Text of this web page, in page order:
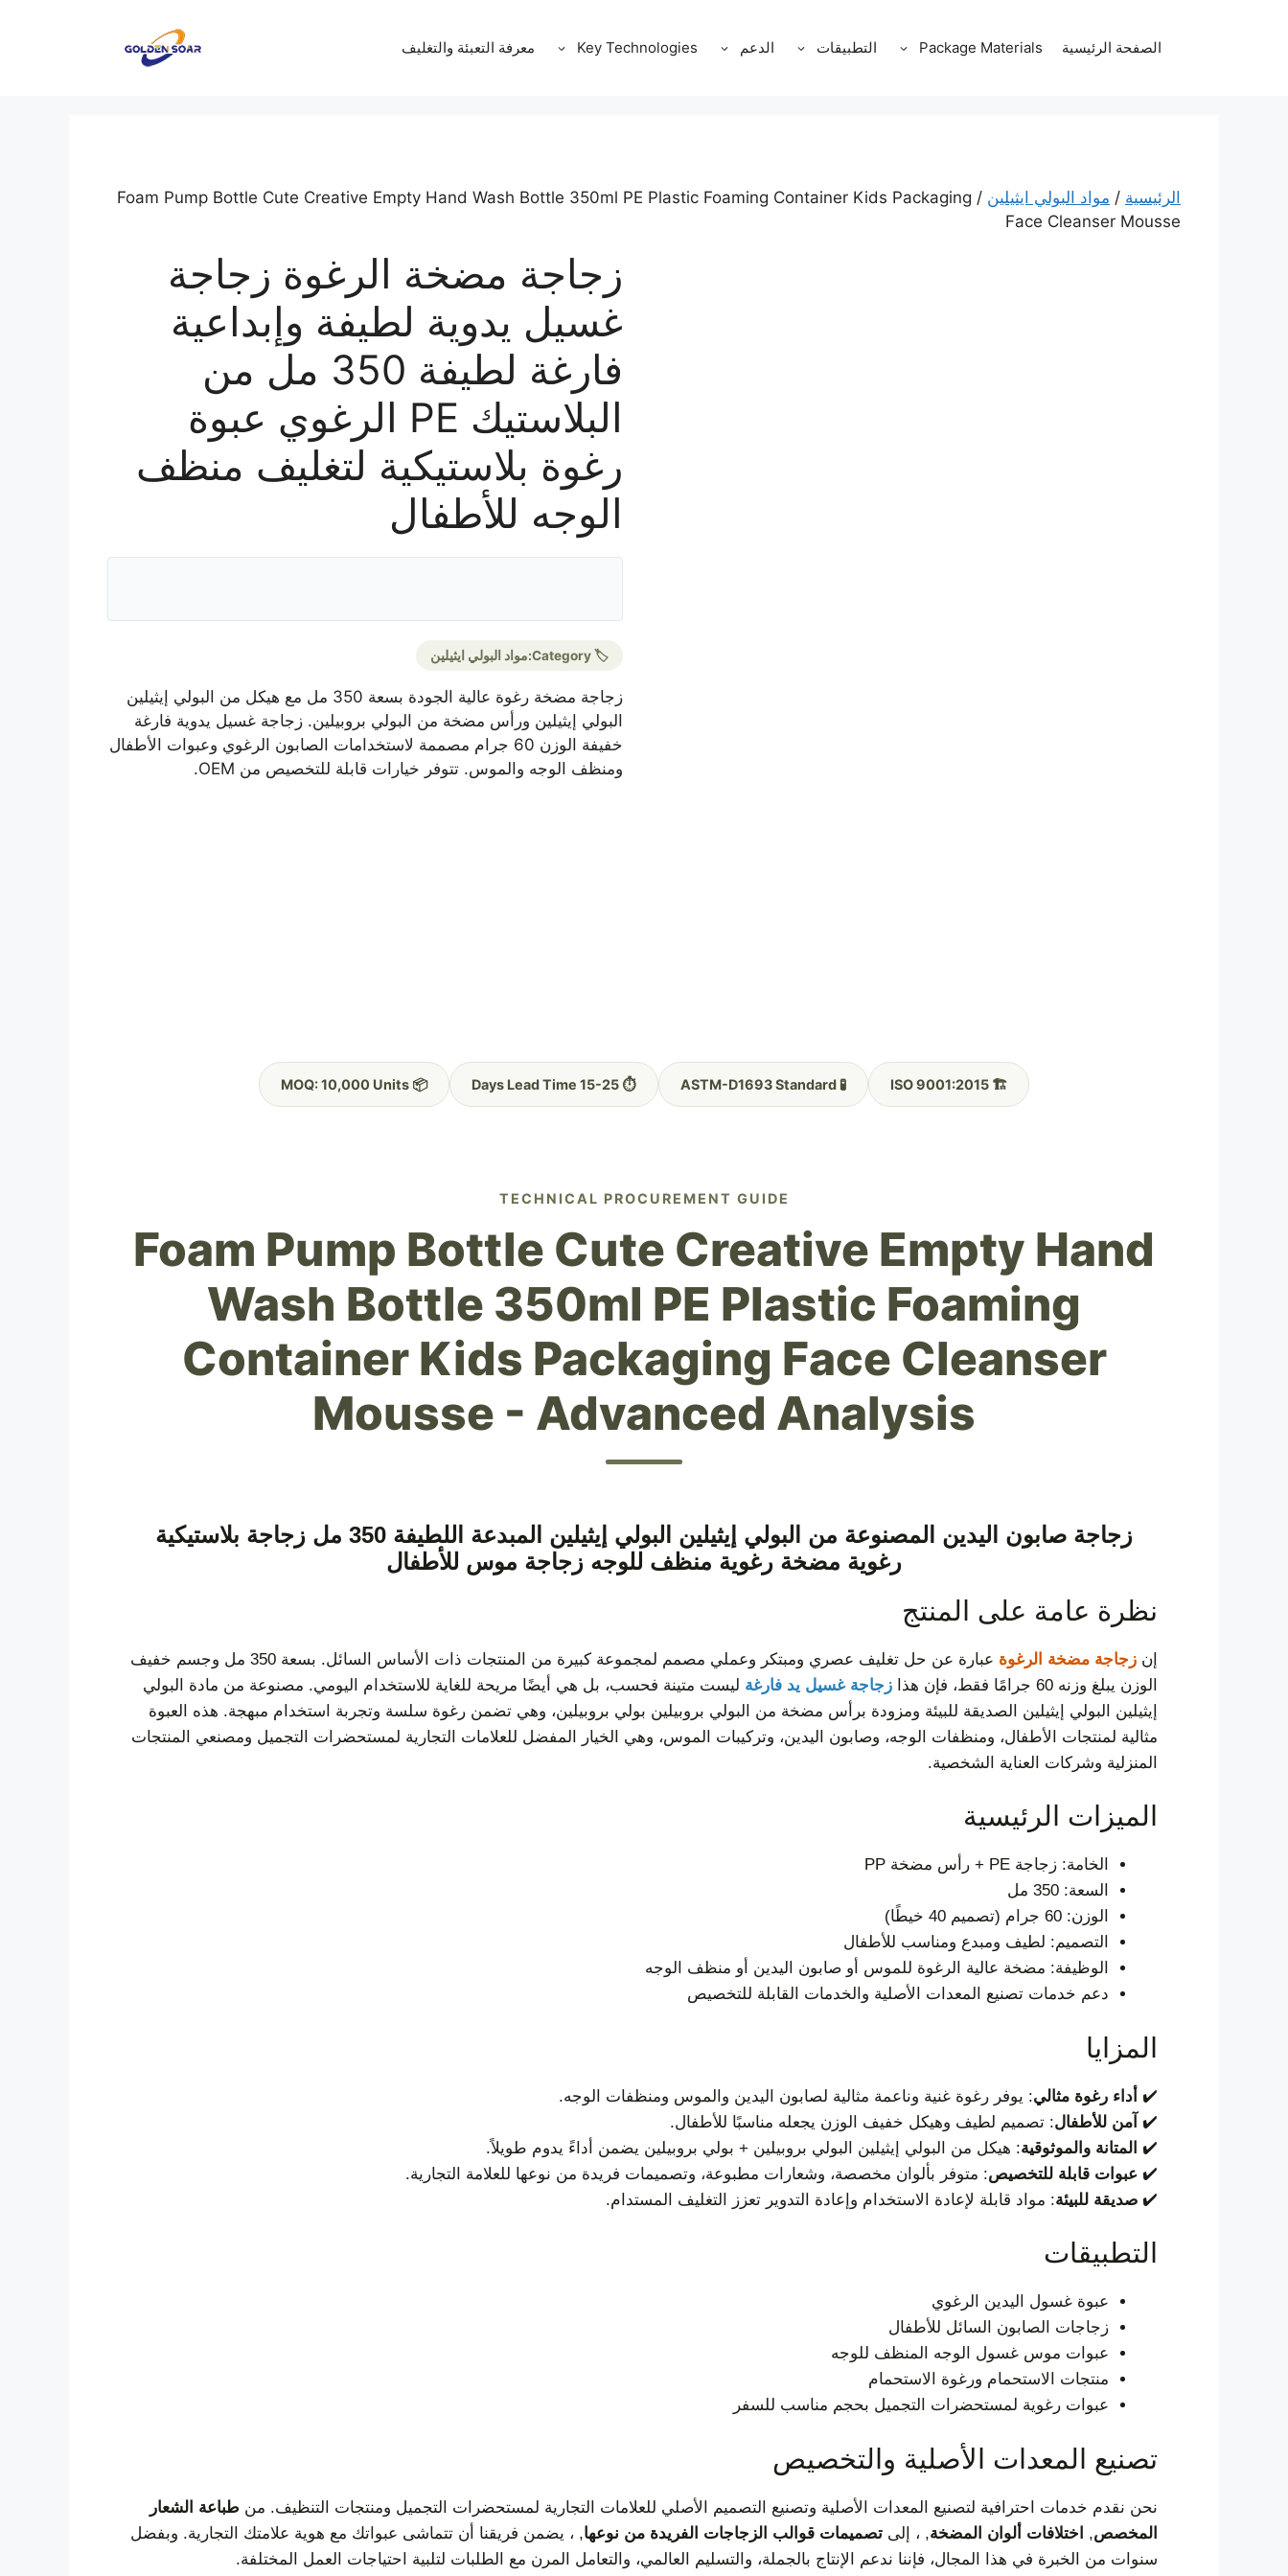
الصفحة الرئيسية Package Materials التطبيقات الدعم Key Technologies معرفة التعبئة والتغليف
الرئيسية / مواد البولي ايثيلين
/ Foam Pump Bottle Cute Creative Empty Hand Wash Bottle 350ml PE Plastic Foaming Container Kids Packaging
Face Cleanser Mousse
زجاجة مضخة الرغوة زجاجة
غسيل يدوية لطيفة وإبداعية
فارغة لطيفة 350 مل من
البلاستيك PE الرغوي عبوة
رغوة بلاستيكية لتغليف منظف
الوجه للأطفال
🏷️ Category: مواد البولي ايثيلين
زجاجة مضخة رغوة عالية الجودة بسعة 350 مل مع هيكل من البولي إيثيلين
البولي إيثيلين ورأس مضخة من البولي بروبيلين. زجاجة غسيل يدوية فارغة
خفيفة الوزن 60 جرام مصممة لاستخدامات الصابون الرغوي وعبوات الأطفال
ومنظف الوجه والموس. تتوفر خيارات قابلة للتخصيص من OEM.
🏗️ ISO 9001:2015
🧪 ASTM-D1693 Standard
⏱️ 15-25 Days Lead Time
📦 MOQ: 10,000 Units
TECHNICAL PROCUREMENT GUIDE
Foam Pump Bottle Cute Creative Empty Hand
Wash Bottle 350ml PE Plastic Foaming
Container Kids Packaging Face Cleanser
Mousse - Advanced Analysis
زجاجة صابون اليدين المصنوعة من البولي إيثيلين البولي إيثيلين المبدعة اللطيفة 350 مل زجاجة بلاستيكية
رغوية مضخة رغوية منظف للوجه زجاجة موس للأطفال
نظرة عامة على المنتج
إن زجاجة مضخة الرغوة
عبارة عن حل تغليف عصري ومبتكر وعملي مصمم لمجموعة كبيرة من المنتجات ذات الأساس السائل. بسعة 350 مل وجسم خفيف
الوزن يبلغ وزنه 60 جرامًا فقط، فإن هذا
زجاجة غسيل يد فارغة ليست متينة فحسب، بل هي أيضًا مريحة للغاية للاستخدام اليومي. مصنوعة من مادة البولي
إيثيلين البولي إيثيلين الصديقة للبيئة ومزودة برأس مضخة من البولي بروبيلين بولي بروبيلين، وهي تضمن رغوة سلسة وتجربة استخدام مبهجة. هذه العبوة
مثالية لمنتجات الأطفال، ومنظفات الوجه، وصابون اليدين، وتركيبات الموس، وهي الخيار المفضل للعلامات التجارية لمستحضرات التجميل ومصنعي المنتجات
المنزلية وشركات العناية الشخصية.
الميزات الرئيسية
الخامة: زجاجة PE + رأس مضخة PP
السعة: 350 مل
الوزن: 60 جرام (تصميم 40 خيطًا)
التصميم: لطيف ومبدع ومناسب للأطفال
الوظيفة: مضخة عالية الرغوة للموس أو صابون اليدين أو منظف الوجه
دعم خدمات تصنيع المعدات الأصلية والخدمات القابلة للتخصيص
المزايا
✔️ أداء رغوة مثالي: يوفر رغوة غنية وناعمة مثالية لصابون اليدين والموس ومنظفات الوجه.
✔️ آمن للأطفال: تصميم لطيف وهيكل خفيف الوزن يجعله مناسبًا للأطفال.
✔️ المتانة والموثوقية: هيكل من البولي إيثيلين البولي بروبيلين + بولي بروبيلين يضمن أداءً يدوم طويلاً.
✔️ عبوات قابلة للتخصيص: متوفر بألوان مخصصة، وشعارات مطبوعة، وتصميمات فريدة من نوعها للعلامة التجارية.
✔️ صديقة للبيئة: مواد قابلة لإعادة الاستخدام وإعادة التدوير تعزز التغليف المستدام.
التطبيقات
عبوة غسول اليدين الرغوي
زجاجات الصابون السائل للأطفال
عبوات موس غسول الوجه المنظف للوجه
منتجات الاستحمام ورغوة الاستحمام
عبوات رغوية لمستحضرات التجميل بحجم مناسب للسفر
تصنيع المعدات الأصلية والتخصيص
نحن نقدم خدمات احترافية لتصنيع المعدات الأصلية وتصنيع التصميم الأصلي للعلامات التجارية لمستحضرات التجميل ومنتجات التنظيف. من طباعة الشعار
المخصص, اختلافات ألوان المضخة, ، إلى تصميمات قوالب الزجاجات الفريدة من نوعها, ، يضمن فريقنا أن تتماشى عبواتك مع هوية علامتك التجارية. وبفضل
سنوات من الخبرة في هذا المجال، فإننا ندعم الإنتاج بالجملة، والتسليم العالمي، والتعامل المرن مع الطلبات لتلبية احتياجات العمل المختلفة.